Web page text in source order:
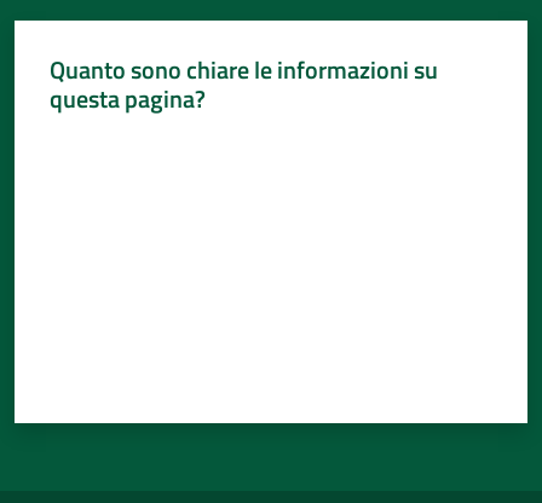
Quanto sono chiare le informazioni su
questa pagina?